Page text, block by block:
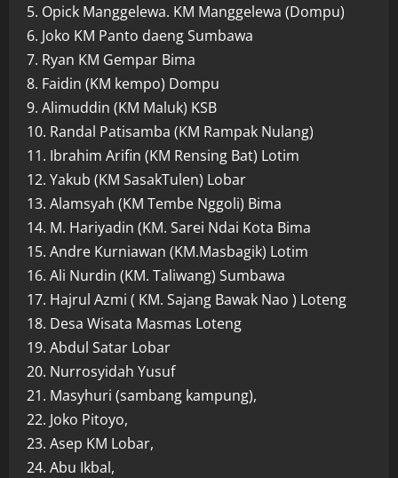
5. Opick Manggelewa. KM Manggelewa (Dompu)
6. Joko KM Panto daeng Sumbawa
7. Ryan KM Gempar Bima
8. Faidin (KM kempo) Dompu
9. Alimuddin (KM Maluk) KSB
10. Randal Patisamba (KM Rampak Nulang)
11. Ibrahim Arifin (KM Rensing Bat) Lotim
12. Yakub (KM SasakTulen) Lobar
13. Alamsyah (KM Tembe Nggoli) Bima
14. M. Hariyadin (KM. Sarei Ndai Kota Bima
15. Andre Kurniawan (KM.Masbagik) Lotim
16. Ali Nurdin (KM. Taliwang) Sumbawa
17. Hajrul Azmi ( KM. Sajang Bawak Nao ) Loteng
18. Desa Wisata Masmas Loteng
19. Abdul Satar Lobar
20. Nurrosyidah Yusuf
21. Masyhuri (sambang kampung),
22. Joko Pitoyo,
23. Asep KM Lobar,
24. Abu Ikbal,